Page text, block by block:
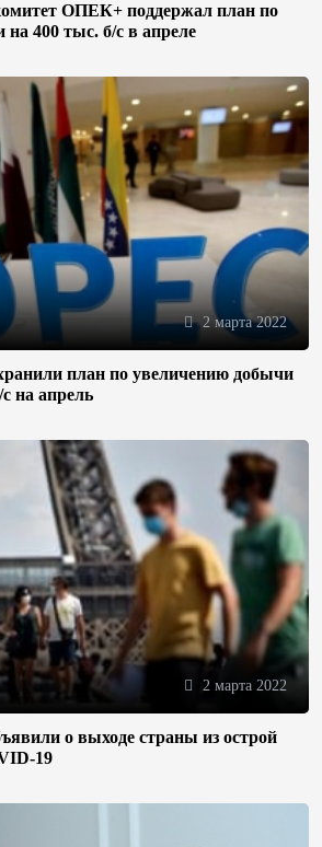
ОПЕК+ поддержал план по
400 тыс. б/с в апреле
2 марта 2022
план по увеличению добычи
на апрель
2 марта 2022
о выходе страны из острой
19